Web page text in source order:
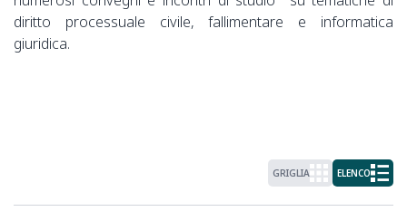
diritto processuale civile, fallimentare e informatica
giuridica.
GRIGLIA ELENCO